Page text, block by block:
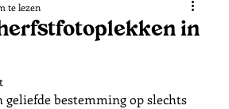
in
te lezen
geliefde bestemming op slechts